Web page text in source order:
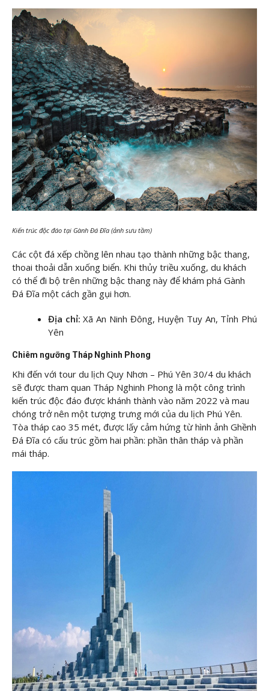
Kiến trúc độc đáo tại Gành Đá Đĩa (ảnh sưu tầm)
Các cột đá xếp chồng lên nhau tạo thành những bậc thang,
thoai thoải dẫn xuống biển. Khi thủy triều xuống, du khách
có thể đi bộ trên những bậc thang này để khám phá Gành
Đá Đĩa một cách gần gụi hơn.
Địa chỉ: Xã An Ninh Đông, Huyện Tuy An, Tỉnh Phú
Yên
Chiêm ngưỡng Tháp Nghinh Phong
Khi đến với tour du lịch Quy Nhơn – Phú Yên 30/4 du khách
sẽ được tham quan Tháp Nghinh Phong là một công trình
kiến trúc độc đáo được khánh thành vào năm 2022 và mau
chóng trở nên một tượng trưng mới của du lịch Phú Yên.
Tòa tháp cao 35 mét, được lấy cảm hứng từ hình ảnh Ghềnh
Đá Đĩa có cấu trúc gồm hai phần: phần thân tháp và phần
mái tháp.